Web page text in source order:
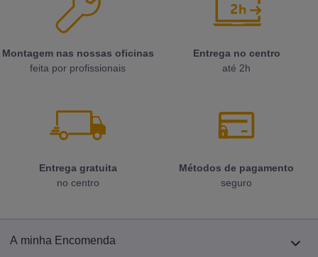
A minha Encomenda
Montagem nas nossas oficinas
feita por profissionais
Entrega no centro
até 2h
Entrega gratuita
no centro
Métodos de pagamento
seguro